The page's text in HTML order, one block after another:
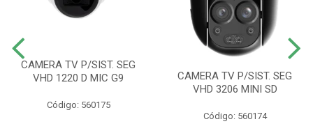
CAMERA TV P/SIST. SEG
VHD 1220 D MIC G9
Código: 560175
CAMERA TV P/SIST. SEG
VHD 3206 MINI SD
Código: 560174